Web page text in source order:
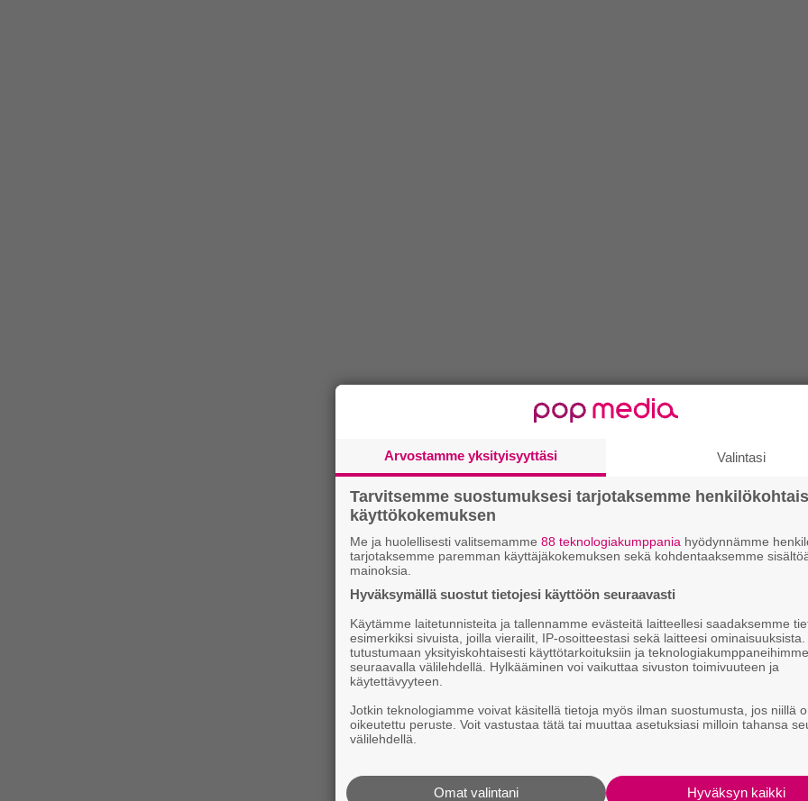
Arvostamme yksityisyyttäsi Valintasi
Tarvitsemme suostumuksesi tarjotaksemme
käyttökokemuksen
Me ja huolellisesti valitsemamme 88 teknologiakumppania hyödynnämme
tarjotaksemme paremman käyttäjäkokemuksen sekä kohdentaaksemme
mainoksia.
Hyväksymällä suostut tietojesi käyttöön seuraavasti
Käytämme laitetunnisteita ja tallennamme evästeitä laitteellesi saadaksemme
esimerkiksi sivuista, joilla vierailit, IP-osoitteestasi sekä laitteesi
tutustumaan yksityiskohtaisesti käyttötarkoituksiin ja teknologiakumppaneihimme
seuraavalla välilehdellä. Hylkääminen voi vaikuttaa sivuston toimivuuteen ja
käytettävyyteen.
Jotkin teknologiamme voivat käsitellä tietoja myös ilman suostumusta, jos niillä
oikeutettu peruste. Voit vastustaa tätä tai muuttaa asetuksiasi milloin tahansa
välilehdellä.
Hyväksyn kaikki
Omat valintani